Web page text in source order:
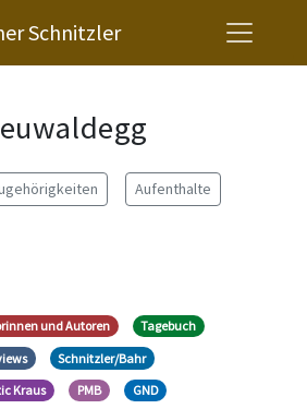
Schnitzler
Aufenthalte
und Autoren
Tagebuch
Schnitzler/Bahr
Kraus
PMB
GND